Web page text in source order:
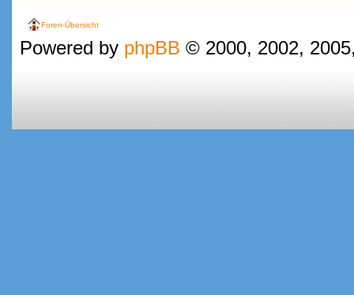
Foren-Übersicht
Powered by phpBB © 2000, 2002,